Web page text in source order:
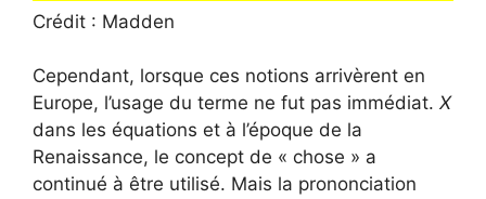
Crédit : Madden
Cependant, lorsque ces notions arrivèrent en
Europe, l’usage du terme ne fut pas immédiat. X
dans les équations et à l’époque de la
Renaissance, le concept de « chose » a
continué à être utilisé. Mais la prononciation